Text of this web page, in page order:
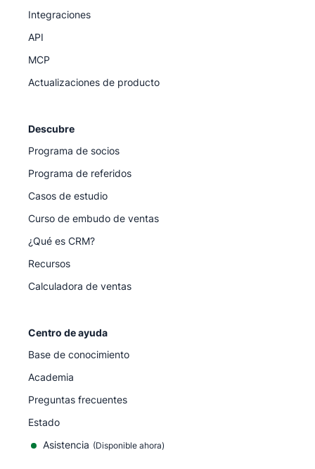
Integraciones
API
MCP
Actualizaciones de producto
Descubre
Programa de socios
Programa de referidos
Casos de estudio
Curso de embudo de ventas
¿Qué es CRM?
Recursos
Calculadora de ventas
Centro de ayuda
Base de conocimiento
Academia
Preguntas frecuentes
Estado
Asistencia (Disponible ahora)